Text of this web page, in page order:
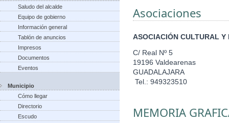
Saludo del alcalde
Equipo de gobierno
Información general
Tablón de anuncios
Impresos
Documentos
Eventos
Municipio
Cómo llegar
Directorio
Escudo
Asociaciones
ASOCIACIÓN CULTURAL Y
C/ Real Nº 5
19196 Valdearenas
GUADALAJARA
Tel.: 949323510
MEMORIA